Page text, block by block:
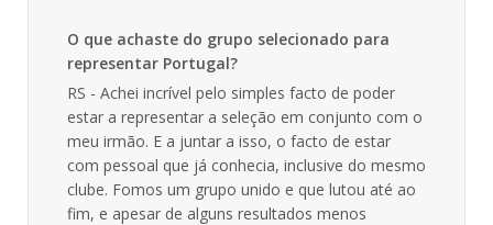
O que achaste do grupo selecionado para
representar Portugal?
RS - Achei incrível pelo simples facto de poder
estar a representar a seleção em conjunto com o
meu irmão. E a juntar a isso, o facto de estar
com pessoal que já conhecia, inclusive do mesmo
clube. Fomos um grupo unido e que lutou até ao
fim, e apesar de alguns resultados menos